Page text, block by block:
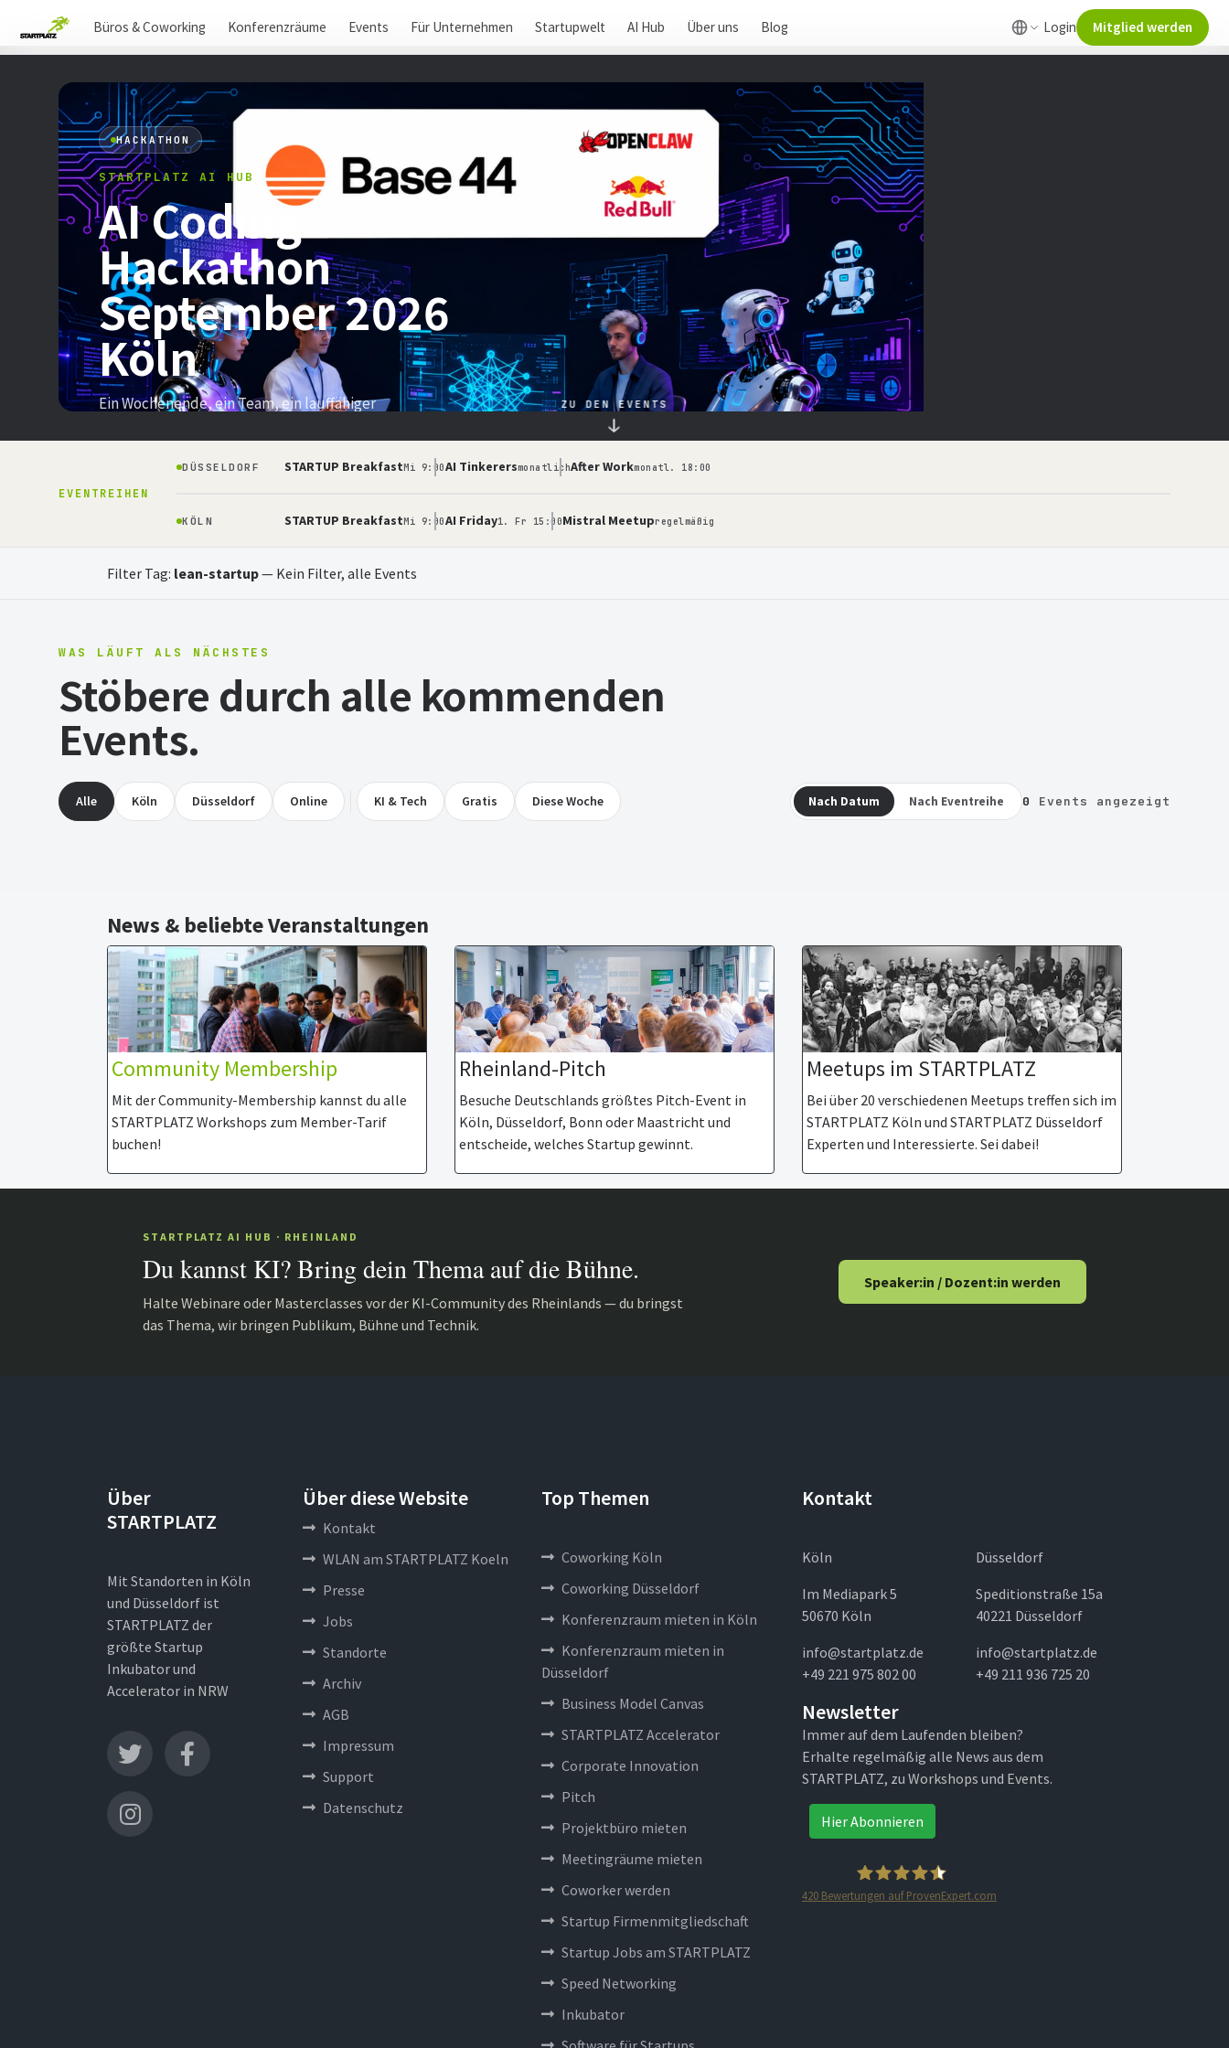
Büros & Coworking Konferenzräume Events Für Unternehmen Startupwelt AI Hub Über uns Blog Login Mitglied werden
HACKATHON
STARTPLATZ AI HUB
AI Coding
Hackathon
September 2026
Köln
Ein Wochenende, ein Team, ein lauffähiger
04.09.2026 16:30 STARTPLATZ Köln Eintritt frei
Jetzt anmelden Mehr erfahren
ZU DEN EVENTS
↓
EVENTREIHEN
DÜSSELDORF STARTUP BreakfastMi 9:00AI TinkerersmonatlichAfter Workmonatl. 18:00
KÖLN STARTUP BreakfastMi 9:00AI Friday1. Fr 15:00Mistral Meetupregelmäßig
Filter Tag: lean-startup— Kein Filter, alle Events
WAS LÄUFT ALS NÄCHSTES
Stöbere durch alle kommenden
Events.
Alle Köln Düsseldorf Online KI & Tech Gratis Diese Woche Nach Datum Nach Eventreihe 0 Events angezeigt
News & beliebte Veranstaltungen
Community Membership
Mit der Community-Membership kannst du alle
STARTPLATZ Workshops zum Member-Tarif
buchen!
Rheinland-Pitch
Besuche Deutschlands größtes Pitch-Event in
Köln, Düsseldorf, Bonn oder Maastricht und
entscheide, welches Startup gewinnt.
Meetups im STARTPLATZ
Bei über 20 verschiedenen Meetups treffen sich im
STARTPLATZ Köln und STARTPLATZ Düsseldorf
Experten und Interessierte. Sei dabei!
STARTPLATZ AI HUB · RHEINLAND
Du kannst KI? Bring dein Thema auf die Bühne.
Halte Webinare oder Masterclasses vor der KI-Community des Rheinlands — du bringst
das Thema, wir bringen Publikum, Bühne und Technik.
Speaker:in / Dozent:in werden
Über
STARTPLATZ
Mit Standorten in Köln
und Düsseldorf ist
STARTPLATZ der
größte Startup
Inkubator und
Accelerator in NRW
Über diese Website
Kontakt
WLAN am STARTPLATZ Koeln
Presse
Jobs
Standorte
Archiv
AGB
Impressum
Support
Datenschutz
Top Themen
Coworking Köln
Coworking Düsseldorf
Konferenzraum mieten in Köln
Konferenzraum mieten in
Düsseldorf
Business Model Canvas
STARTPLATZ Accelerator
Corporate Innovation
Pitch
Projektbüro mieten
Meetingräume mieten
Coworker werden
Startup Firmenmitgliedschaft
Startup Jobs am STARTPLATZ
Speed Networking
Inkubator
Kontakt
Köln
Im Mediapark 5
50670 Köln
info@startplatz.de
+49 221 975 802 00
Düsseldorf
Speditionstraße 15a
40221 Düsseldorf
info@startplatz.de
+49 211 936 725 20
Newsletter
Immer auf dem Laufenden bleiben?
Erhalte regelmäßig alle News aus dem
STARTPLATZ, zu Workshops und Events.
Hier Abonnieren
420 Bewertungen auf ProvenExpert.com